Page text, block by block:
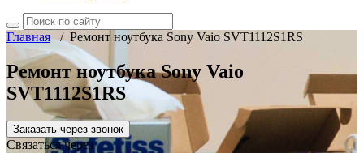
Главная/ Ремонт ноутбука Sony Vaio SVT1112S1RS
Ремонт ноутбука Sony Vaio
SVT1112S1RS
Заказать через звонок
Связаться через